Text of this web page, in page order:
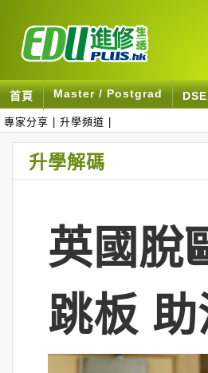
首頁 Master / Postgrad
專家分享 升學頻道
升學解碼
英國脫
跳板